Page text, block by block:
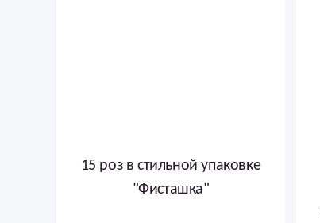
15 роз в стильной упаковке
"Фисташка"